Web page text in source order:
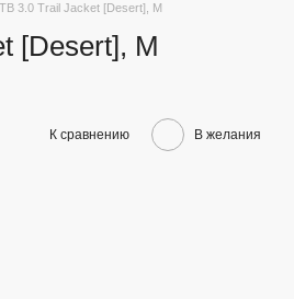
3.0 Trail Jacket [Desert], M
[Desert], M
К сравнению В желания